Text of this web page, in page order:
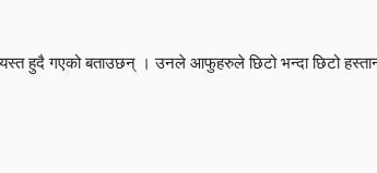
हुदै गएको बताउछन् । उनले आफुहरुले छिटो भन्दा छिटो